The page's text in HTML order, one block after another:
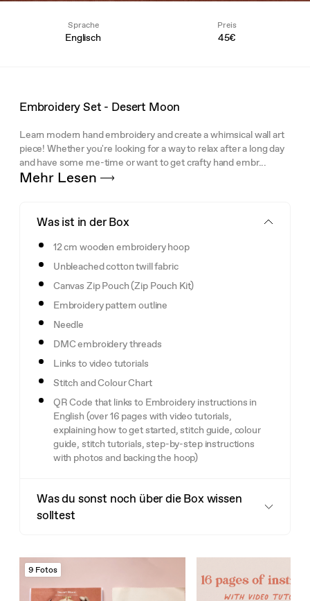
Sprache
Englisch
Preis
45€
Embroidery Set - Desert Moon
Learn modern hand embroidery and create a whimsical wall art
piece! Whether you're looking for a way to relax after a long day
and have some me-time or want to get crafty hand embr...
Mehr Lesen
Was ist in der Box
12 cm wooden embroidery hoop
Unbleached cotton twill fabric
Canvas Zip Pouch (Zip Pouch Kit)
Embroidery pattern outline
Needle
DMC embroidery threads
Links to video tutorials
Stitch and Colour Chart
QR Code that links to Embroidery instructions in
English (over 16 pages with video tutorials,
explaining how to get started, stitch guide, colour
guide, stitch tutorials, step-by-step instructions
with photos and backing the hoop)
Was du sonst noch über die Box wissen
solltest
9 Fotos